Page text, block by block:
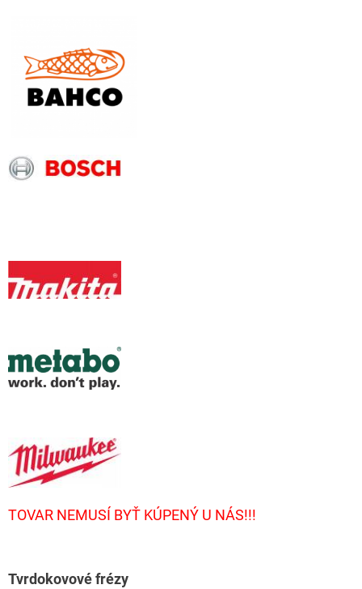
TOVAR NEMUSÍ BYŤ KÚPENÝ U NÁS!!!
Tvrdokovové frézy